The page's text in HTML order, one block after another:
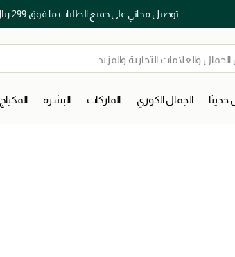
توصيل مجاني على جميع الطلبات ما فوق 299 ريال
الجمال الكوري الماركات البشرة المكياج